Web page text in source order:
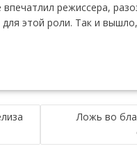
впечатлил режиссера,
этой роли. Так и
Ложь во